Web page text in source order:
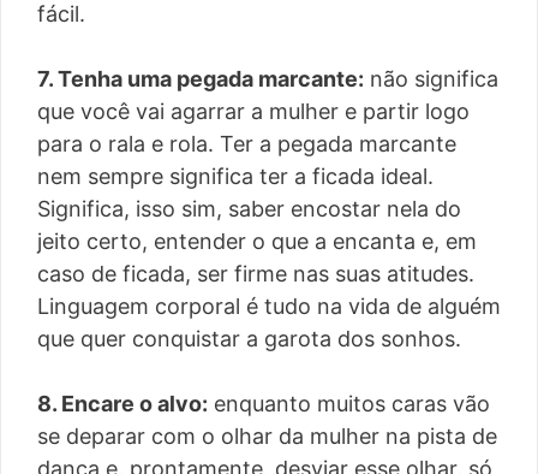
fácil.
7. Tenha uma pegada marcante: não significa
que você vai agarrar a mulher e partir logo
para o rala e rola. Ter a pegada marcante
nem sempre significa ter a ficada ideal.
Significa, isso sim, saber encostar nela do
jeito certo, entender o que a encanta e, em
caso de ficada, ser firme nas suas atitudes.
Linguagem corporal é tudo na vida de alguém
que quer conquistar a garota dos sonhos.
8. Encare o alvo: enquanto muitos caras vão
se deparar com o olhar da mulher na pista de
dança e, prontamente, desviar esse olhar, só